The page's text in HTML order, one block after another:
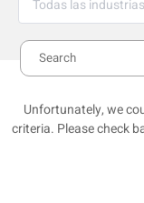
Unfortunately, we
criteria. Please check